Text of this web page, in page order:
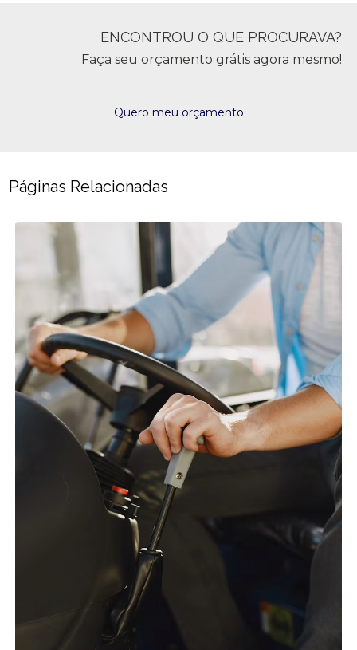
ENCONTROU O QUE PROCURAVA?
Faça seu orçamento grátis agora mesmo!
Quero meu orçamento
Páginas Relacionadas